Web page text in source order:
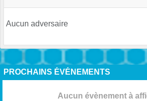
Aucun adversaire
PROCHAINS ÉVÉNEMENTS
Aucun évènement à